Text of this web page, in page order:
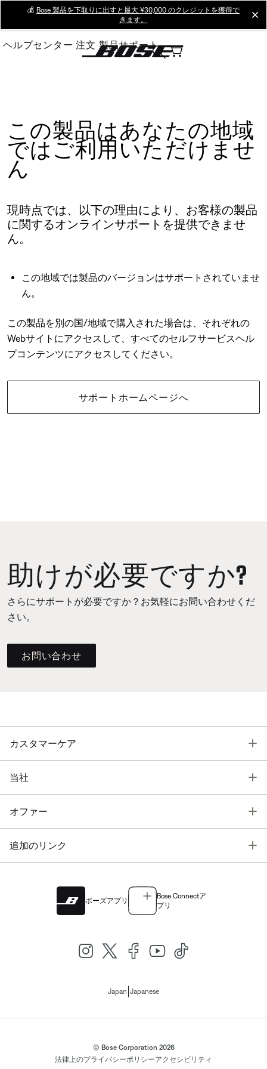
Main
💰 Bose 製品を下取りに出すと最大 ¥30,000 のクレジットを獲得で
きます。
ヘルプセンター 注文 製品サポート
この製品はあなたの地域
ではご利用いただけませ
ん
現時点では、以下の理由により、お客様の製品
に関するオンラインサポートを提供できませ
ん。
この地域では製品のバージョンはサポートされていませ
ん。
この製品を別の国/地域で購入された場合は、それぞれの
Webサイトにアクセスして、すべてのセルフサービスヘル
プコンテンツにアクセスしてください。
サポートホームページへ
助けが必要ですか?
さらにサポートが必要ですか？お気軽にお問い合わせくだ
さい。
お問い合わせ
カスタマーケア
当社
オファー
追加のリンク
ボーズアプリ
Bose Connectア
プリ
Japan Japanese
© Bose Corporation 2026
法律上のプライバシーポリシーアクセシビリティ